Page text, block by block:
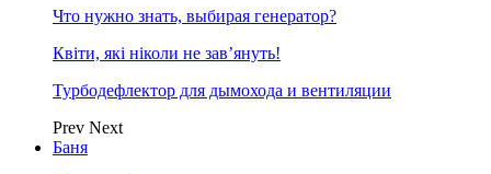
Что нужно знать, выбирая генератор?
Квіти, які ніколи не зав’януть!
Турбодефлектор для дымохода и вентиляции
Prev Next
Баня